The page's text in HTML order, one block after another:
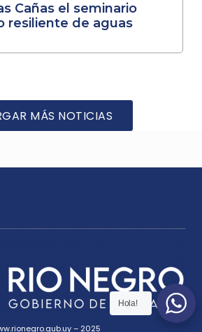
Cañas el seminario
resiliente de aguas
MÁS NOTICIAS
– 2025
Hola!